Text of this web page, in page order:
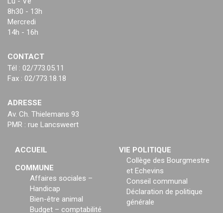
8h30 - 13h
Mercredi
14h - 16h
CONTACT
Tél : 02/773.05.11
Fax : 02/773.18.18
ADRESSE
Av. Ch. Thielemans 93
PMR : rue Lancsweert
ACCUEIL
COMMUNE
Affaires sociales –
Handicap
Bien-être animal
Budget – comptabilité
VIE POLITIQUE
Collège des Bourgmestre
et Echevins
Conseil communal
Déclaration de politique
générale